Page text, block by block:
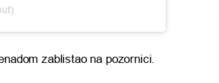
zablistao na pozornici.